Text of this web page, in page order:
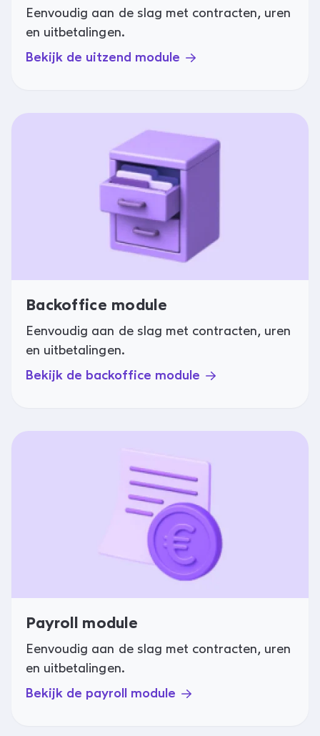
Eenvoudig aan de slag met contracten, uren
en uitbetalingen.
Bekijk de uitzend module
Backoffice module
Eenvoudig aan de slag met contracten, uren
en uitbetalingen.
Bekijk de backoffice module
Payroll module
Eenvoudig aan de slag met contracten, uren
en uitbetalingen.
Bekijk de payroll module